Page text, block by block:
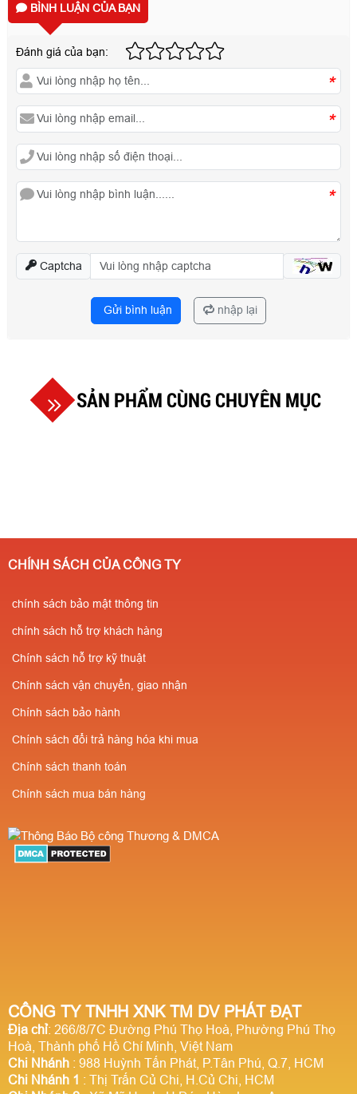
BÌNH LUẬN CỦA BẠN
Đánh giá của bạn:
*
*
*
Captcha
Gửi bình luận nhập lại
SẢN PHẨM CÙNG CHUYÊN MỤC
CÔNG TY TNHH XNK TM DV PHÁT ĐẠT
Địa chỉ: 266/8/7C Đường Phú Thọ Hoà, Phường Phú Thọ
Hoà, Thành phố Hồ Chí Minh, Việt Nam
Chi Nhánh : 988 Huỳnh Tấn Phát, P.Tân Phú, Q.7, HCM
Chi Nhánh 1 : Thị Trấn Củ Chi, H.Củ Chi, HCM
CHÍNH SÁCH CỦA CÔNG TY
chính sách bảo mật thông tin
chính sách hỗ trợ khách hàng
Chính sách hỗ trợ kỹ thuật
Chính sách vận chuyển, giao nhận
Chính sách bảo hành
Chính sách đổi trả hàng hóa khi mua
Chính sách thanh toán
Chính sách mua bán hàng